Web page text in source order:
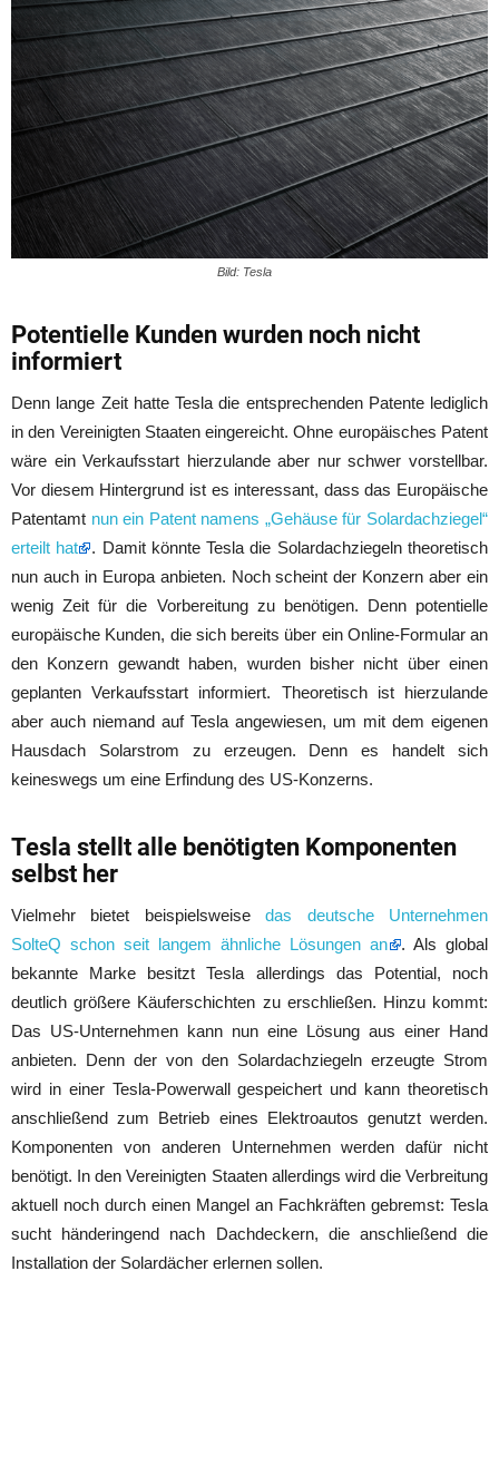
Bild: Tesla
Potentielle Kunden wurden noch nicht
informiert
Denn lange Zeit hatte Tesla die entsprechenden Patente lediglich
in den Vereinigten Staaten eingereicht. Ohne europäisches Patent
wäre ein Verkaufsstart hierzulande aber nur schwer vorstellbar.
Vor diesem Hintergrund ist es interessant, dass das Europäische
Patentamt nun ein Patent namens „Gehäuse für Solardachziegel“
erteilt hat
. Damit könnte Tesla die Solardachziegeln theoretisch
nun auch in Europa anbieten. Noch scheint der Konzern aber ein
wenig Zeit für die Vorbereitung zu benötigen. Denn potentielle
europäische Kunden, die sich bereits über ein Online-Formular an
den Konzern gewandt haben, wurden bisher nicht über einen
geplanten Verkaufsstart informiert. Theoretisch ist hierzulande
aber auch niemand auf Tesla angewiesen, um mit dem eigenen
Hausdach Solarstrom zu erzeugen. Denn es handelt sich
keineswegs um eine Erfindung des US-Konzerns.
Tesla stellt alle benötigten Komponenten
selbst her
Vielmehr bietet beispielsweisedas deutsche Unternehmen
SolteQ schon seit langem ähnliche Lösungen an
. Als global
bekannte Marke besitzt Tesla allerdings das Potential, noch
deutlich größere Käuferschichten zu erschließen. Hinzu kommt:
Das US-Unternehmen kann nun eine Lösung aus einer Hand
anbieten. Denn der von den Solardachziegeln erzeugte Strom
wird in einer Tesla-Powerwall gespeichert und kann theoretisch
anschließend zum Betrieb eines Elektroautos genutzt werden.
Komponenten von anderen Unternehmen werden dafür nicht
benötigt. In den Vereinigten Staaten allerdings wird die Verbreitung
aktuell noch durch einen Mangel an Fachkräften gebremst: Tesla
sucht händeringend nach Dachdeckern, die anschließend die
Installation der Solardächer erlernen sollen.